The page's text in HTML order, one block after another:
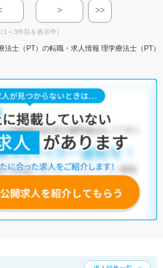
> >>
（1～3件目を表示中）
法士（PT）の転職・求人情報 理学療法士（PT）